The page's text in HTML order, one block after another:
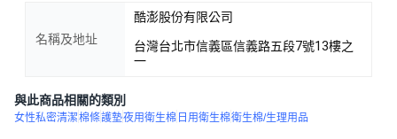
名稱及地址
酷澎股份有限公司
台灣台北市信義區信義路五段7號13樓之
一
與此商品相關的類別
女性私密清潔棉條護墊夜用衛生棉 日用衛生棉衛生棉/生理用品